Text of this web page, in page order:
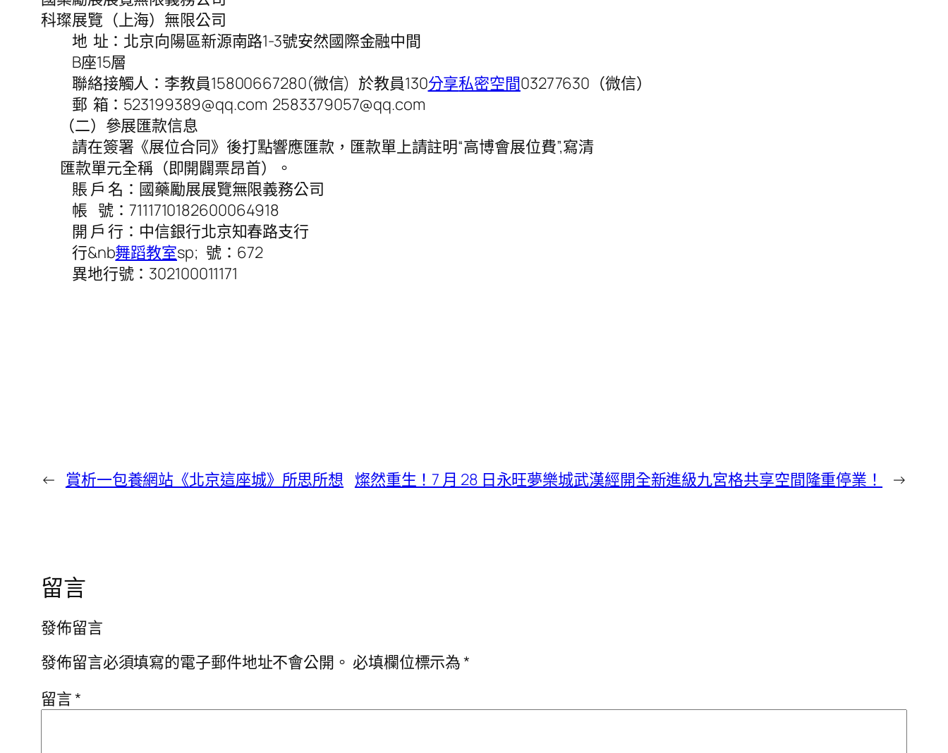
科璨展覽（上海）無限公司
地 址：北京向陽區新源南路1-3號安然國際金融中間
B座15層
聯絡接觸人：李教員15800667280(微信) 於教員130分享私密空間03277630（微信）
郵 箱：523199389@qq.com 2583379057@qq.com
（二）參展匯款信息
請在簽署《展位合同》後打點響應匯款，匯款單上請註明“高博會展位費”,寫清
匯款單元全稱（即開闢票昂首）。
賬 戶 名：國藥勵展展覽無限義務公司
帳 號：7111710182600064918
開 戶 行：中信銀行北京知春路支行
行&nb舞蹈教室sp; 號：672
異地行號：302100011171
← 賞析一包養網站《北京這座城》所思所想 燦然重生！7 月 28 日永旺夢樂城武漢經開全新進級九宮格共享空間隆重停業！ →
留言
發佈留言
發佈留言必須填寫的電子郵件地址不會公開。 必填欄位標示為*
留言*